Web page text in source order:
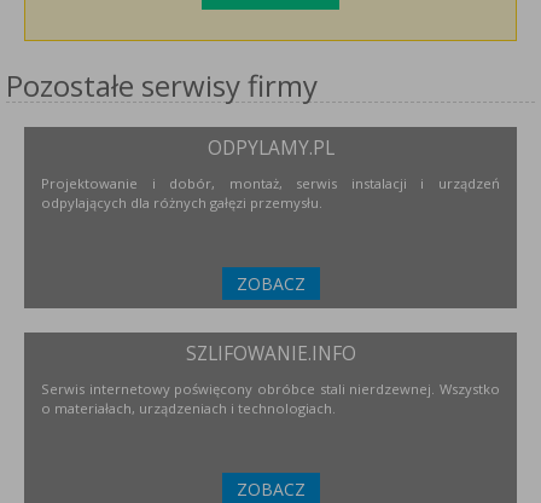
Pozostałe serwisy firmy
ODPYLAMY.PL
Projektowanie i dobór, montaż, serwis instalacji i urządzeń
odpylających dla różnych gałęzi przemysłu.
ZOBACZ
SZLIFOWANIE.INFO
Serwis internetowy poświęcony obróbce stali nierdzewnej. Wszystko
o materiałach, urządzeniach i technologiach.
ZOBACZ